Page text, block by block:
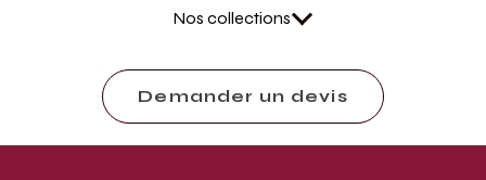
Nos collections
Demander un devis